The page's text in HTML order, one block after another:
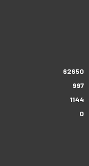
62650
997
1144
0